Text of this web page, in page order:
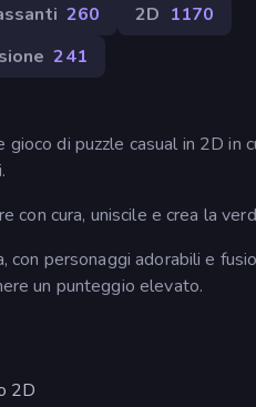
260 2D 1170
241
di puzzle casual in 2D in
cura, uniscile e crea la
personaggi adorabili e
un punteggio elevato.
2D